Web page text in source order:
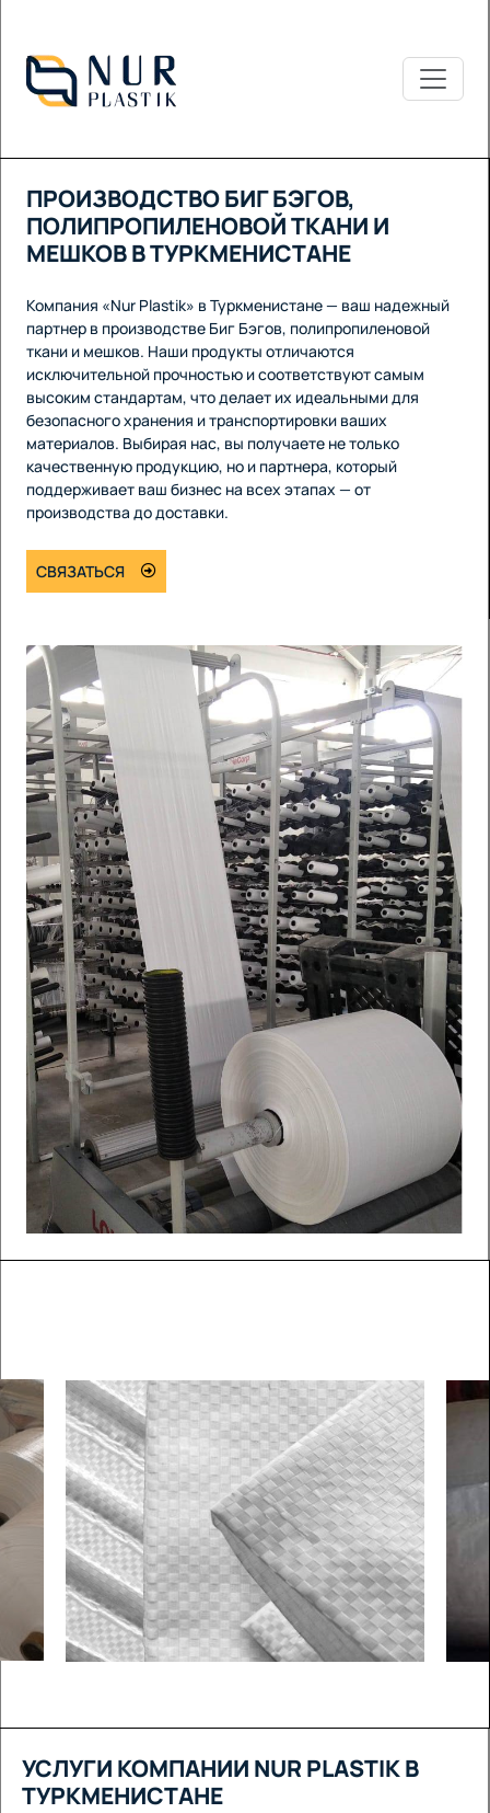
ПРОИЗВОДСТВО БИГ БЭГОВ,
ПОЛИПРОПИЛЕНОВОЙ ТКАНИ И
МЕШКОВ В ТУРКМЕНИСТАНЕ
Компания «Nur Plastik» в Туркменистане — ваш надежный
партнер в производстве Биг Бэгов, полипропиленовой
ткани и мешков. Наши продукты отличаются
исключительной прочностью и соответствуют самым
высоким стандартам, что делает их идеальными для
безопасного хранения и транспортировки ваших
материалов. Выбирая нас, вы получаете не только
качественную продукцию, но и партнера, который
поддерживает ваш бизнес на всех этапах — от
производства до доставки.
СВЯЗАТЬСЯ
УСЛУГИ КОМПАНИИ NUR PLASTIK В
ТУРКМЕНИСТАНЕ